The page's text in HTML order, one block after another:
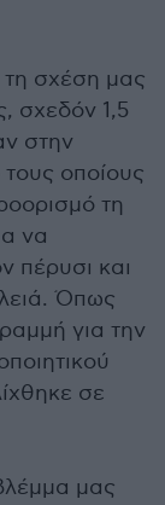
σχέση μας
σχεδόν 1,5
στην
οποίους
τη
να
πέρυσι και
Όπως
για την
σε
μας